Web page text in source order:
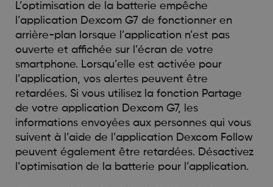
L’optimisation de la batterie empêche
l’application Dexcom G7 de fonctionner en
arrière-plan lorsque l’application n’est pas
ouverte et affichée sur l’écran de votre
smartphone. Lorsqu’elle est activée pour
l’application, vos alertes peuvent être
retardées. Si vous utilisez la fonction Partage
de votre application Dexcom G7, les
informations envoyées aux personnes qui vous
suivent à l’aide de l’application Dexcom Follow
peuvent également être retardées. Désactivez
l’optimisation de la batterie pour l’application.